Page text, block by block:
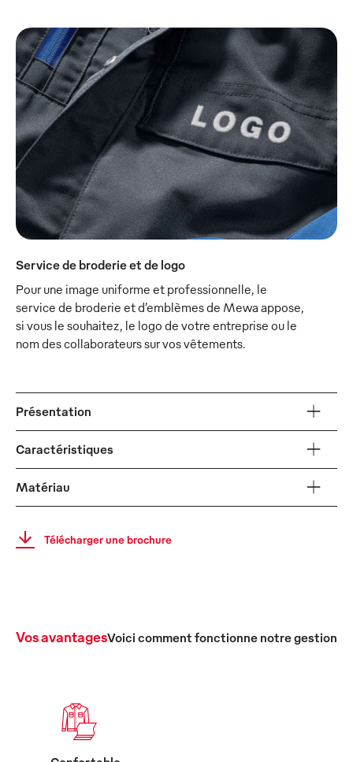
Service de broderie et de logo
Pour une image uniforme et professionnelle, le
service de broderie et d’emblèmes de Mewa appose,
si vous le souhaitez, le logo de votre entreprise ou le
nom des collaborateurs sur vos vêtements.
Présentation
Caractéristiques
Matériau
Télécharger une brochure
Vos avantagesVoici comment fonctionne notre gestion